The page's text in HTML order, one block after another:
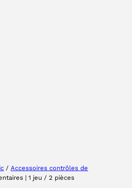
/ Accessoires contrôles de
| 1 jeu / 2 pièces